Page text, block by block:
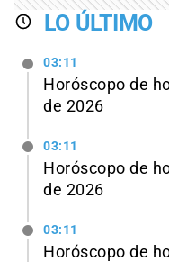
LO ÚLTIMO
03:11
Horóscopo de
de 2026
03:11
Horóscopo de
de 2026
03:11
Horóscopo de